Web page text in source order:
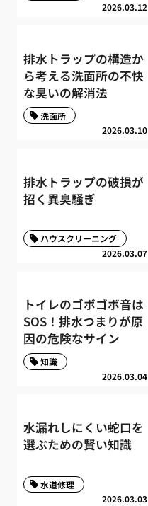
2026.03.12
排水トラップの構造か
ら考える洗面所の不快
な臭いの解消法
2026.03.10
洗面所
排水トラップの破損が
招く異臭騒ぎ
2026.03.07
ハウスクリーニング
トイレのゴボゴボ音は
SOS！排水つまりが原
因の危険なサイン
2026.03.04
知識
水漏れしにくい蛇口を
選ぶための賢い知識
2026.03.03
水道修理